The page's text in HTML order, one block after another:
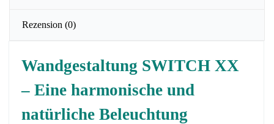
Rezension (0)
Wandgestaltung SWITCH XX
– Eine harmonische und
natürliche Beleuchtung